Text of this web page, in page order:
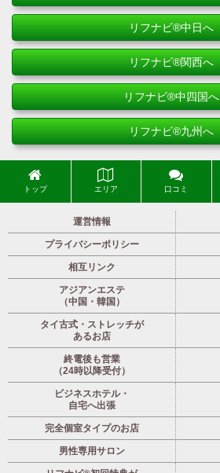
リフナビ®中日へ
リフナビ®関西へ
リフナビ®中四国へ
リフナビ®九州へ
トップ エリア 口コミ
運営情報
プライバシーポリシー
相互リンク
アジアンエステ
（中国・韓国）
タイ古式・ストレッチが
あるお店
終電後も営業
（24時以降受付）
ビジネスホテル・
自宅へ出張
完全個室タイプのお店
男性専用サロン